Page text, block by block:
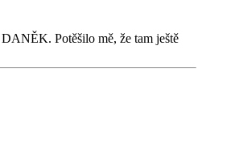
Potěšilo mě, že tam ještě